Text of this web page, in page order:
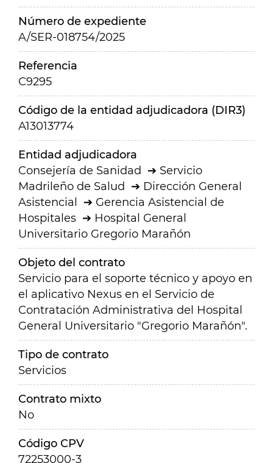
Número de expediente
A/SER-018754/2025
Referencia
C9295
Código de la entidad adjudicadora (DIR3)
A13013774
Entidad adjudicadora
Consejería de Sanidad
Servicio
Madrileño de Salud
Dirección General
Asistencial
Gerencia Asistencial de
Hospitales
Hospital General
Universitario Gregorio Marañón
Objeto del contrato
Servicio para el soporte técnico y apoyo en
el aplicativo Nexus en el Servicio de
Contratación Administrativa del Hospital
General Universitario "Gregorio Marañón".
Tipo de contrato
Servicios
Contrato mixto
No
Código CPV
72253000-3